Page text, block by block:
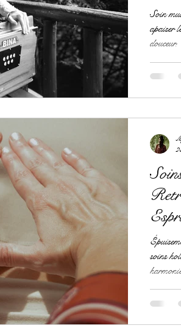
Soin
apaiser
douceur.
À
soins